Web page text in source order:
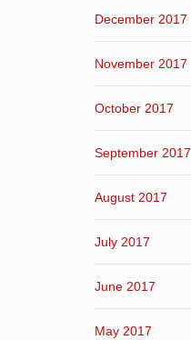
December 2017
November 2017
October 2017
September 2017
August 2017
July 2017
June 2017
May 2017